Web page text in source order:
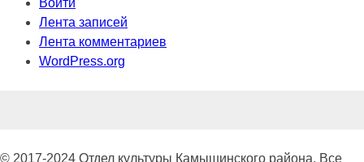
Войти
Лента записей
Лента комментариев
WordPress.org
© 2017-2024 Отдел культуры Камышинского района. Все